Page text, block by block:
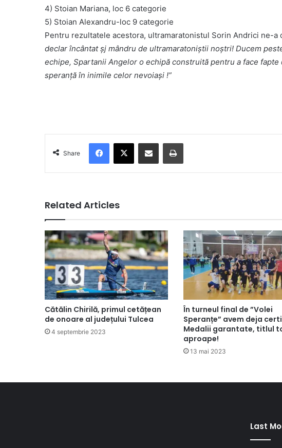
4) Stoian Mariana, loc 6 categorie
5) Stoian Alexandru-loc 9 categorie
Pentru rezultatele acestora, ultramaratonistul Sorin Andrici ne-a
declar încântat șj mândru de ultramaratoniștii noștri! Ducem
echipe, Spartanii Angelor o echipă construită pentru a face
speranță în inimile celor nevoiași !”
Share
Related Articles
Cătălin Chirilă, primul cetățean
de onoare al județului Tulcea
4 septembrie 2023
În turneul final de ”Volei
Speranțe” avem deja
Medalii garantate, titlul
aproape!
13 mai 2023
Last